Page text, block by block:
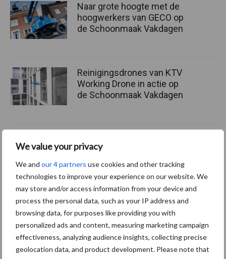
We value your privacy
We and our 4 partners use cookies and other tracking
technologies to improve your experience on our website. We
may store and/or access information from your device and
process the personal data, such as your IP address and
browsing data, for purposes like providing you with
personalized ads and content, measuring marketing campaign
effectiveness, analyzing audience insights, collecting precise
geolocation data, and product development. Please note that
Naar grote hoogte met de
hoogwerkers van GECO op
de Schoonmaak Vakdagen
Reinigingsdrones van KTV
Working Drone in actie op
de Schoonmaak Vakdagen
Vakpartners Thema's
SieV UVC